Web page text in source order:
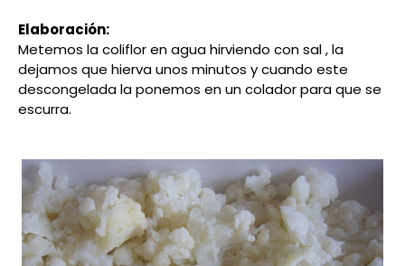
Elaboración:
Metemos la coliflor en agua hirviendo con sal , la
dejamos que hierva unos minutos y cuando este
descongelada la ponemos en un colador para que se
escurra.